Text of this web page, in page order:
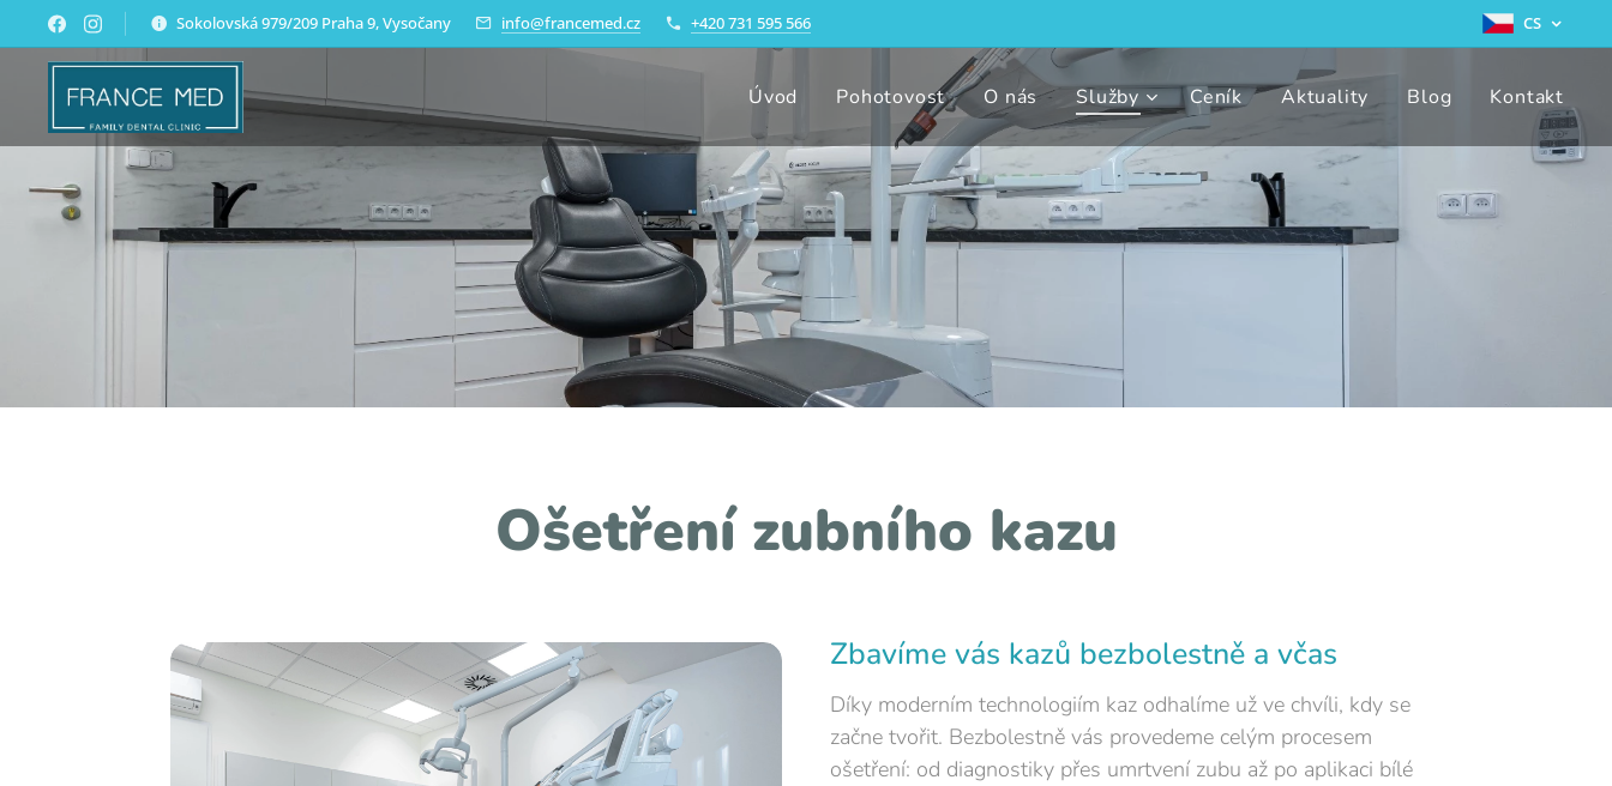
Sokolovská 979/209 Praha 9, Vysočany info@francemed.cz +420 731 595 566 CS
Úvod Pohotovost O nás Služby Ceník Aktuality Blog Kontakt
Ošetření zubního kazu
Zbavíme vás kazů bezbolestně a včas
Díky moderním technologiím kaz odhalíme už ve chvíli, kdy se
začne tvořit. Bezbolestně vás provedeme celým procesem
ošetření: od diagnostiky přes umrtvení zubu až po aplikaci bílé